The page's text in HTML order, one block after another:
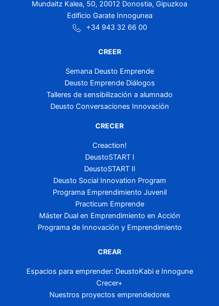
Mundaitz Kalea, 50, 20012 Donostia, Gipuzkoa
Edificio Garate Innogunea
+34 943 32 66 00
CREER
Semana Deusto Emprende
Deusto Emprende Diálogos
Talleres de sensibilización a alumnado
Deusto Conversaciones Innovación
CRECER
Creaction!
DeustoSTART I
DeustoSTART II
Deusto Social Innovation Program
Programa Emprendimiento Juvenil
Practicum Emprende
Máster Dual en Emprendimiento en Acción
Programa de Innovación y Emprendimiento
CREAR
Espacios para emprender: DeustoKabi e Innogune
Crecer+
Nuestros proyectos emprendedores